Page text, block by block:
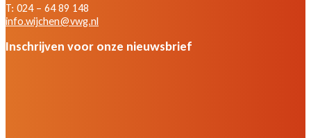
T: 024 – 64 89 148
info.wijchen@vwg.nl
Inschrijven voor onze nieuwsbrief